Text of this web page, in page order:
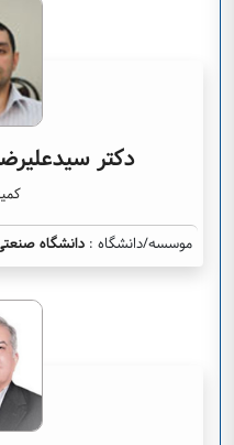
دکتر
موسسه/دانشگاه : دانشگاه